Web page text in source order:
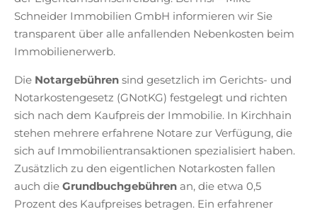
Schneider Immobilien GmbH informieren wir Sie
transparent über alle anfallenden Nebenkosten beim
Immobilienerwerb.
Die Notargebühren sind gesetzlich im Gerichts- und
Notarkostengesetz (GNotKG) festgelegt und richten
sich nach dem Kaufpreis der Immobilie. In Kirchhain
stehen mehrere erfahrene Notare zur Verfügung, die
sich auf Immobilientransaktionen spezialisiert haben.
Zusätzlich zu den eigentlichen Notarkosten fallen
auch die Grundbuchgebühren an, die etwa 0,5
Prozent des Kaufpreises betragen. Ein erfahrener